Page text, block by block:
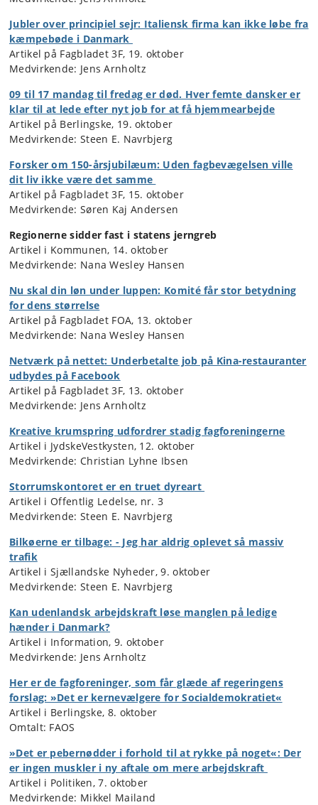
Jubler over principiel sejr: Italiensk firma kan ikke løbe fra
kæmpebøde i Danmark
Artikel på Fagbladet 3F, 19. oktober
Medvirkende: Jens Arnholtz
09 til 17 mandag til fredag er død. Hver femte dansker er
klar til at lede efter nyt job for at få hjemmearbejde
Artikel på Berlingske, 19. oktober
Medvirkende: Steen E. Navrbjerg
Forsker om 150-årsjubilæum: Uden fagbevægelsen ville
dit liv ikke være det samme
Artikel på Fagbladet 3F, 15. oktober
Medvirkende: Søren Kaj Andersen
Regionerne sidder fast i statens jerngreb
Artikel i Kommunen, 14. oktober
Medvirkende: Nana Wesley Hansen
Nu skal din løn under luppen: Komité får stor betydning
for dens størrelse
Artikel på Fagbladet FOA, 13. oktober
Medvirkende: Nana Wesley Hansen
Netværk på nettet: Underbetalte job på Kina-restauranter
udbydes på Facebook
Artikel på Fagbladet 3F, 13. oktober
Medvirkende: Jens Arnholtz
Kreative krumspring udfordrer stadig fagforeningerne
Artikel i JydskeVestkysten, 12. oktober
Medvirkende: Christian Lyhne Ibsen
Storrumskontoret er en truet dyreart
Artikel i Offentlig Ledelse, nr. 3
Medvirkende: Steen E. Navrbjerg
Bilkøerne er tilbage: - Jeg har aldrig oplevet så massiv
trafik
Artikel i Sjællandske Nyheder, 9. oktober
Medvirkende: Steen E. Navrbjerg
Kan udenlandsk arbejdskraft løse manglen på ledige
hænder i Danmark?
Artikel i Information, 9. oktober
Medvirkende: Jens Arnholtz
Her er de fagforeninger, som får glæde af regeringens
forslag: »Det er kernevælgere for Socialdemokratiet«
Artikel i Berlingske, 8. oktober
Omtalt: FAOS
»Det er pebernødder i forhold til at rykke på noget«: Der
er ingen muskler i ny aftale om mere arbejdskraft
Artikel i Politiken, 7. oktober
Medvirkende: Mikkel Mailand